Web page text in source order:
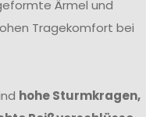
Ärmel und
Tragekomfort bei
hohe Sturmkragen,